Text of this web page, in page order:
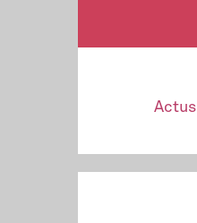
Actus